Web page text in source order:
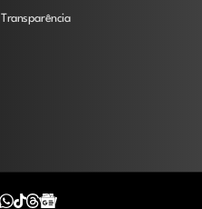
Transparência